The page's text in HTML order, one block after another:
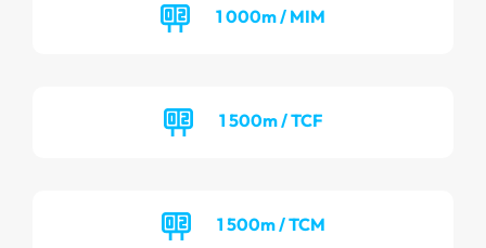
1 000m / MIM
1 500m / TCF
1 500m / TCM